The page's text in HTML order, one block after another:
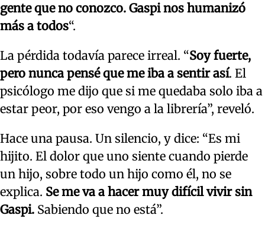
gente que no conozco. Gaspi nos humanizó
más a todos“.
La pérdida todavía parece irreal. “Soy fuerte,
pero nunca pensé que me iba a sentir así. El
psicólogo me dijo que si me quedaba solo iba a
estar peor, por eso vengo a la librería”, reveló.
Hace una pausa. Un silencio, y dice: “Es mi
hijito. El dolor que uno siente cuando pierde
un hijo, sobre todo un hijo como él, no se
explica. Se me va a hacer muy difícil vivir sin
Gaspi. Sabiendo que no está”.